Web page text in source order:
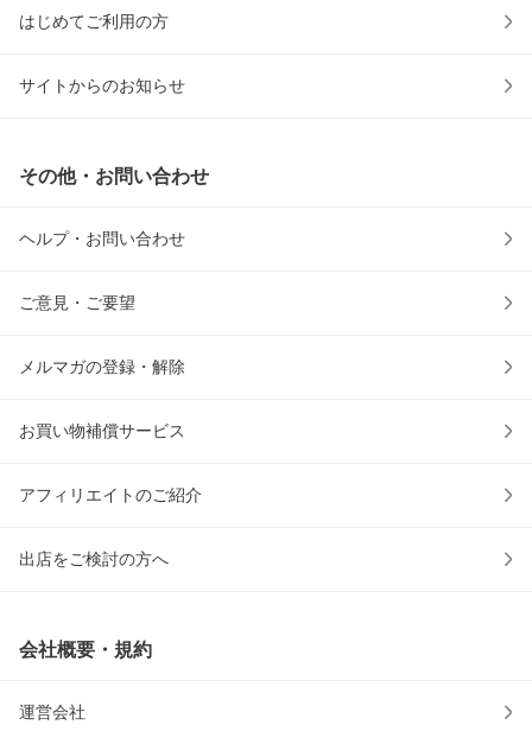
はじめてご利用の方
サイトからのお知らせ
その他・お問い合わせ
ヘルプ・お問い合わせ
ご意見・ご要望
メルマガの登録・解除
お買い物補償サービス
アフィリエイトのご紹介
出店をご検討の方へ
会社概要・規約
運営会社